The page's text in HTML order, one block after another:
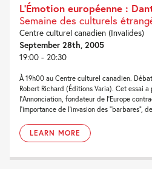
L’Émotion européenne :
Semaine des culturels
Centre culturel canadien (Invalides)
September 28th, 2005
19:00 - 20:30
À 19h00 au Centre culturel canadien.
Robert Richard (Éditions Varia). Cet essai
l’Annonciation, fondateur de l’Europe
l’importance de l’invasion des “barbares”,
LEARN MORE